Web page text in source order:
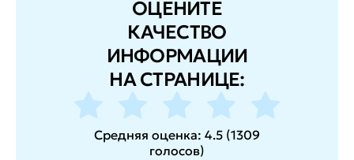
ОЦЕНИТЕ
КАЧЕСТВО
ИНФОРМАЦИИ
НА СТРАНИЦЕ:
Средняя оценка: 4.5 (1309
голосов)